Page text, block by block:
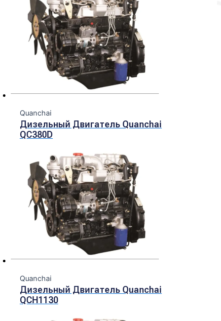
Quanchai
Дизельный Двигатель Quanchai
QC380D
Quanchai
Дизельный Двигатель Quanchai
QCH1130